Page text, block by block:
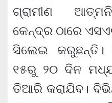
ଗ୍ରାମୀଣ
କେନ୍ଦ୍ର ଠାରେ
ସିଲେଇ କରୁଛନ୍ତି।
୧୫ରୁ ୨୦ ଦିନ
ତିଆରି କରାଯିବ।